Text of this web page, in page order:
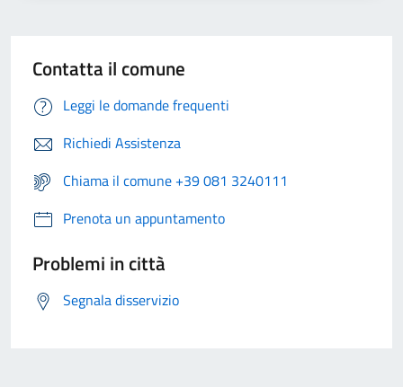
Contatta il comune
Leggi le domande frequenti
Richiedi Assistenza
Chiama il comune +39 081 3240111
Prenota un appuntamento
Problemi in città
Segnala disservizio